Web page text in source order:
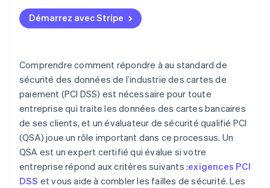
Démarrez avec Stripe
Comprendre comment répondre à au standard de
sécurité des données de l’industrie des cartes de
paiement (PCI DSS) est nécessaire pour toute
entreprise qui traite les données des cartes bancaires
de ses clients, et un évaluateur de sécurité qualifié PCI
(QSA) joue un rôle important dans ce processus. Un
QSA est un expert certifié qui évalue si votre
entreprise répond aux critères suivants :exigences PCI
DSS et vous aide à combler les failles de sécurité. Les